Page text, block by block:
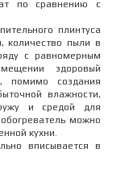
по сравнению с
плинтуса
количество пыли в
с равномерным
здоровый
, помимо создания
влажности,
и средой для
можно
кухни.
вписывается в